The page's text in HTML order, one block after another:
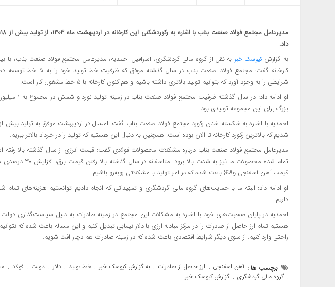
داد.
به گزارشکیوسک خبر به نقل از گروه مالی گردشگری، اسرافیل احمدیه، مدیرعامل مجتمع فولاد صنعت بناب، با
کارخانه گفت: مجتمع فولاد صنعت بناب در
شرایطی را به وجود آورد که بتوانیم تولید بالاتری داشته باشیم و هم‌اکنون کارخانه با ۵ خط مشغول کار است.
او ادامه داد: در
بزرگ برای این مجموعه تولیدی بود.
شدیم که بالاترین رکورد کارخانه تا الان بوده است. همچنین به دنبال این هستیم که تولید را در خرداد بالاتر ببریم.
مدیرعامل مجتمع فولاد صنعت بناب درباره مشکلات محصولات فولادی گفت: قیمت انرژی از سال گذشته بالا
تمام شده محصولات ما نیز به
قیمت آهن اسفنجی وâ€¦ باعث شده که در امر تولید با مشکلاتی روبه‌رو باشیم.
او ادامه داد: البته ما با حمایت‌های گروه مالی گردشگری و تمهیداتی که انجام دادیم توانستیم هزینه‌های تمام
داریم.
احمدیه در پایان صحبت‌های خود با اشاره به مشکلات این مجتمع در زمینه صادرات به دلیل سیاست‌گذاری
هستیم تمام ارز حاصل از صادرات را در مرکز مبادله ارزی با دلار نیمایی تبدیل کنیم و این مساله باعث شده که
راحتی وارد کنیم. از سوی دیگر شرایط اقتصادی باعث شده که در زمینه صادرات هم دچار افت شویم.
برچسب ها : آهن اسفنجی , ارز حاصل از صادرات , به گزارش کیوسک خبر , خط تولید , دلار , دولت , فولاد ,
, گروه مالی گردشگری , گزارش کیوسک خبر